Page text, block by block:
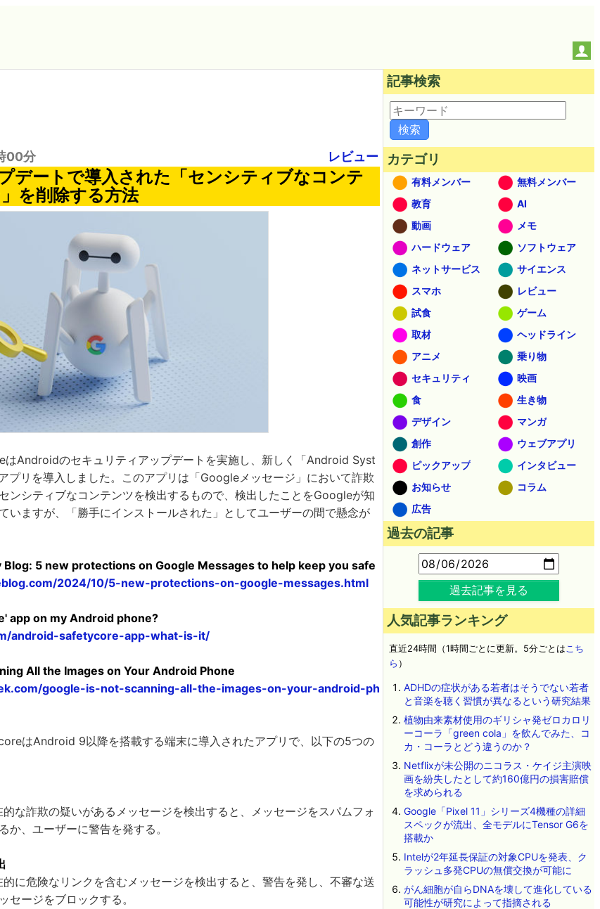
00分 レビュー
デートで導入された「センシティブなコンテ
を削除する方法
Androidのセキュリティアップデートを実施し、新しく「Android Syst
プリを導入しました。このアプリは「Googleメッセージ」において詐欺
ンシティブなコンテンツを検出するもので、検出したことをGoogleが知
いますが、「勝手にインストールされた」としてユーザーの間で懸念が
5 new protections on Google Messages to help keep you safe
2024/10/5-new-protections-on-google-messages.html
app on my Android phone?
android-safetycore-app-what-is-it/
All the Images on Your Android Phone
google-is-not-scanning-all-the-images-on-your-android-ph
はAndroid 9以降を搭載する端末に導入されたアプリで、以下の5つの
な詐欺の疑いがあるメッセージを検出すると、メッセージをスパムフォ
か、ユーザーに警告を発する。
に危険なリンクを含むメッセージを検出すると、警告を発し、不審な送
セージをブロックする。
記事検索
カテゴリ
有料メンバー
無料メンバー
教育
AI
動画
メモ
ハードウェア
ソフトウェア
ネットサービス
サイエンス
スマホ
レビュー
試食
ゲーム
取材
ヘッドライン
アニメ
乗り物
セキュリティ
映画
食
生き物
デザイン
マンガ
創作
ウェブアプリ
ピックアップ
インタビュー
お知らせ
コラム
広告
過去の記事
過去記事を見る
人気記事ランキング
直近24時間（1時間ごとに更新。5分ごとはこち
ら ）
ADHDの症状がある若者はそうでない若者
と音楽を聴く習慣が異なるという研究結果
植物由来素材使用のギリシャ発ゼロカロリ
ーコーラ「green cola」を飲んでみた、コ
カ・コーラとどう違うのか？
Netflixが未公開のニコラス・ケイジ主演映
画を紛失したとして約160億円の損害賠償
を求められる
Google「Pixel 11」シリーズ4機種の詳細
スペックが流出、全モデルにTensor G6を
搭載か
Intelが2年延長保証の対象CPUを発表、ク
ラッシュ多発CPUの無償交換が可能に
がん細胞が自らDNAを壊して進化している
可能性が研究によって指摘される